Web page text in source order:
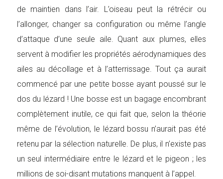
de maintien dans l’air. L’oiseau peut la rétrécir ou
l’allonger, changer sa configuration ou même l’angle
d’attaque d’une seule aile. Quant aux plumes, elles
servent à modifier les propriétés aérodynamiques des
ailes au décollage et à l’atterrissage. Tout ça aurait
commencé par une petite bosse ayant poussé sur le
dos du lézard ! Une bosse est un bagage encombrant
complètement inutile, ce qui fait que, selon la théorie
même de l’évolution, le lézard bossu n’aurait pas été
retenu par la sélection naturelle. De plus, il n’existe pas
un seul intermédiaire entre le lézard et le pigeon ; les
millions de soi-disant mutations manquent à l’appel.